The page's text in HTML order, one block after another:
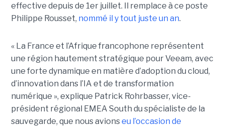
effective depuis de 1er juillet. Il remplace à ce poste
Philippe Rousset, nommé il y tout juste un an.
« La France et l’Afrique francophone représentent
une région hautement stratégique pour Veeam, avec
une forte dynamique en matière d’adoption du cloud,
d’innovation dans l’IA et de transformation
numérique », explique Patrick Rohrbasser, vice-
président régional EMEA South du spécialiste de la
sauvegarde, que nous avionseu l’occasion de